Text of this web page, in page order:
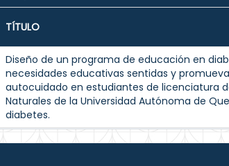
TÍTULO
Diseño de un programa de educación en
necesidades educativas sentidas y
autocuidado en estudiantes de licenciatura
Naturales de la Universidad Autónoma de
diabetes.